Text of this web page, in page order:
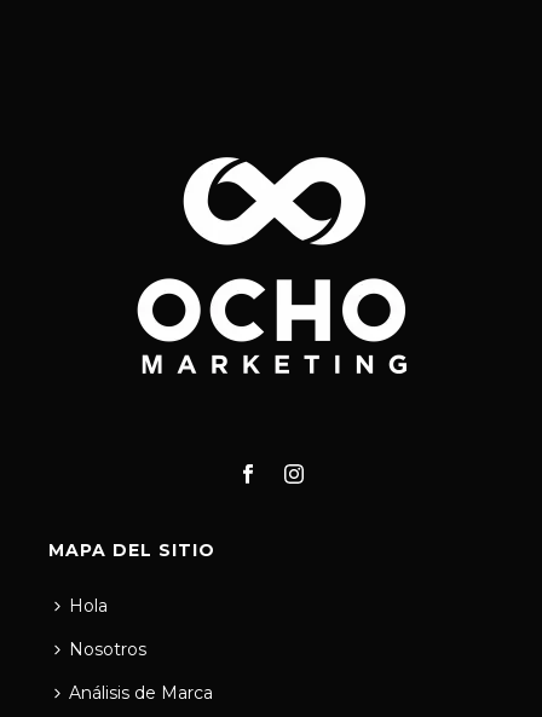
MAPA DEL SITIO
Hola
Nosotros
Análisis de Marca